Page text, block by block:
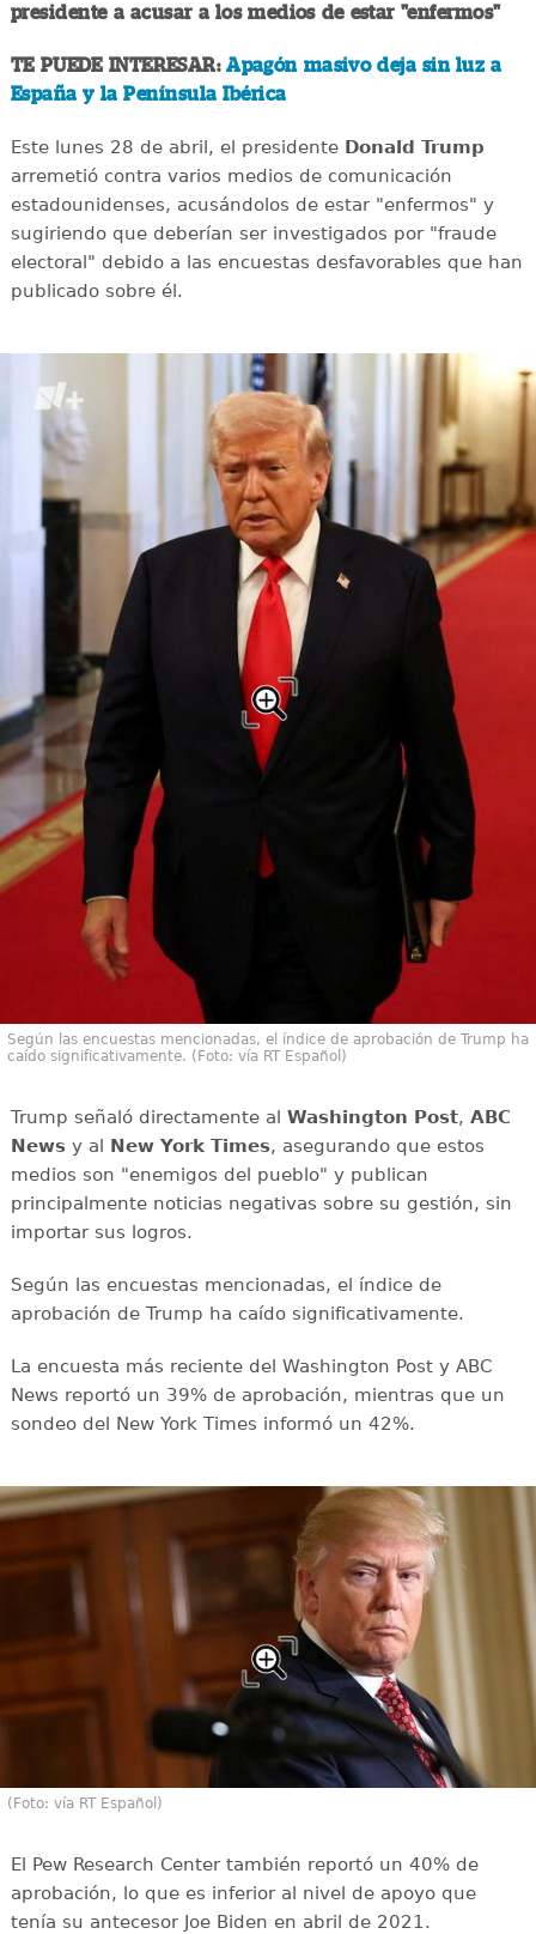
presidente a acusar a los medios de estar "enfermos"
TE PUEDE INTERESAR:Apagón masivo deja sin luz a
España y la Península Ibérica
Este lunes 28 de abril, el presidente Donald Trump
arremetió contra varios medios de comunicación
estadounidenses, acusándolos de estar "enfermos" y
sugiriendo que deberían ser investigados por "fraude
electoral" debido a las encuestas desfavorables que han
publicado sobre él.
Según las encuestas mencionadas, el índice de aprobación de Trump ha
caído significativamente. (Foto: vía RT Español)
Trump señaló directamente al Washington Post, ABC
Newsy al New York Times, asegurando que estos
medios son "enemigos del pueblo" y publican
principalmente noticias negativas sobre su gestión, sin
importar sus logros.
Según las encuestas mencionadas, el índice de
aprobación de Trump ha caído significativamente.
La encuesta más reciente del Washington Post y ABC
News reportó un 39% de aprobación, mientras que un
sondeo del New York Times informó un 42%.
(Foto: vía RT Español)
El Pew Research Center también reportó un 40% de
aprobación, lo que es inferior al nivel de apoyo que
tenía su antecesor Joe Biden en abril de 2021.